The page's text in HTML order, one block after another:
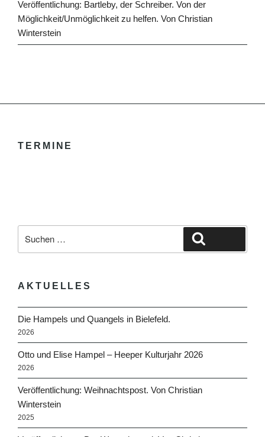
Veröffentlichung: Bartleby, der Schreiber. Von der
Möglichkeit/Unmöglichkeit zu helfen. Von Christian
Winterstein
TERMINE
nach:
AKTUELLES
Die Hampels und Quangels in Bielefeld.
2026
Otto und Elise Hampel – Heeper Kulturjahr 2026
2026
Veröffentlichung: Weihnachtspost. Von Christian
Winterstein
2025